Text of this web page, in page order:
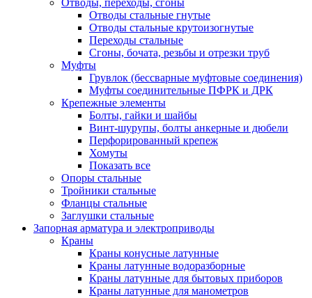
Отводы, переходы, сгоны
Отводы стальные гнутые
Отводы стальные крутоизогнутые
Переходы стальные
Сгоны, бочата, резьбы и отрезки труб
Муфты
Грувлок (бессварные муфтовые соединения)
Муфты соединительные ПФРК и ДРК
Крепежные элементы
Болты, гайки и шайбы
Винт-шурупы, болты анкерные и дюбели
Перфорированный крепеж
Хомуты
Показать все
Опоры стальные
Тройники стальные
Фланцы стальные
Заглушки стальные
Запорная арматура и электроприводы
Краны
Краны конусные латунные
Краны латунные водоразборные
Краны латунные для бытовых приборов
Краны латунные для манометров